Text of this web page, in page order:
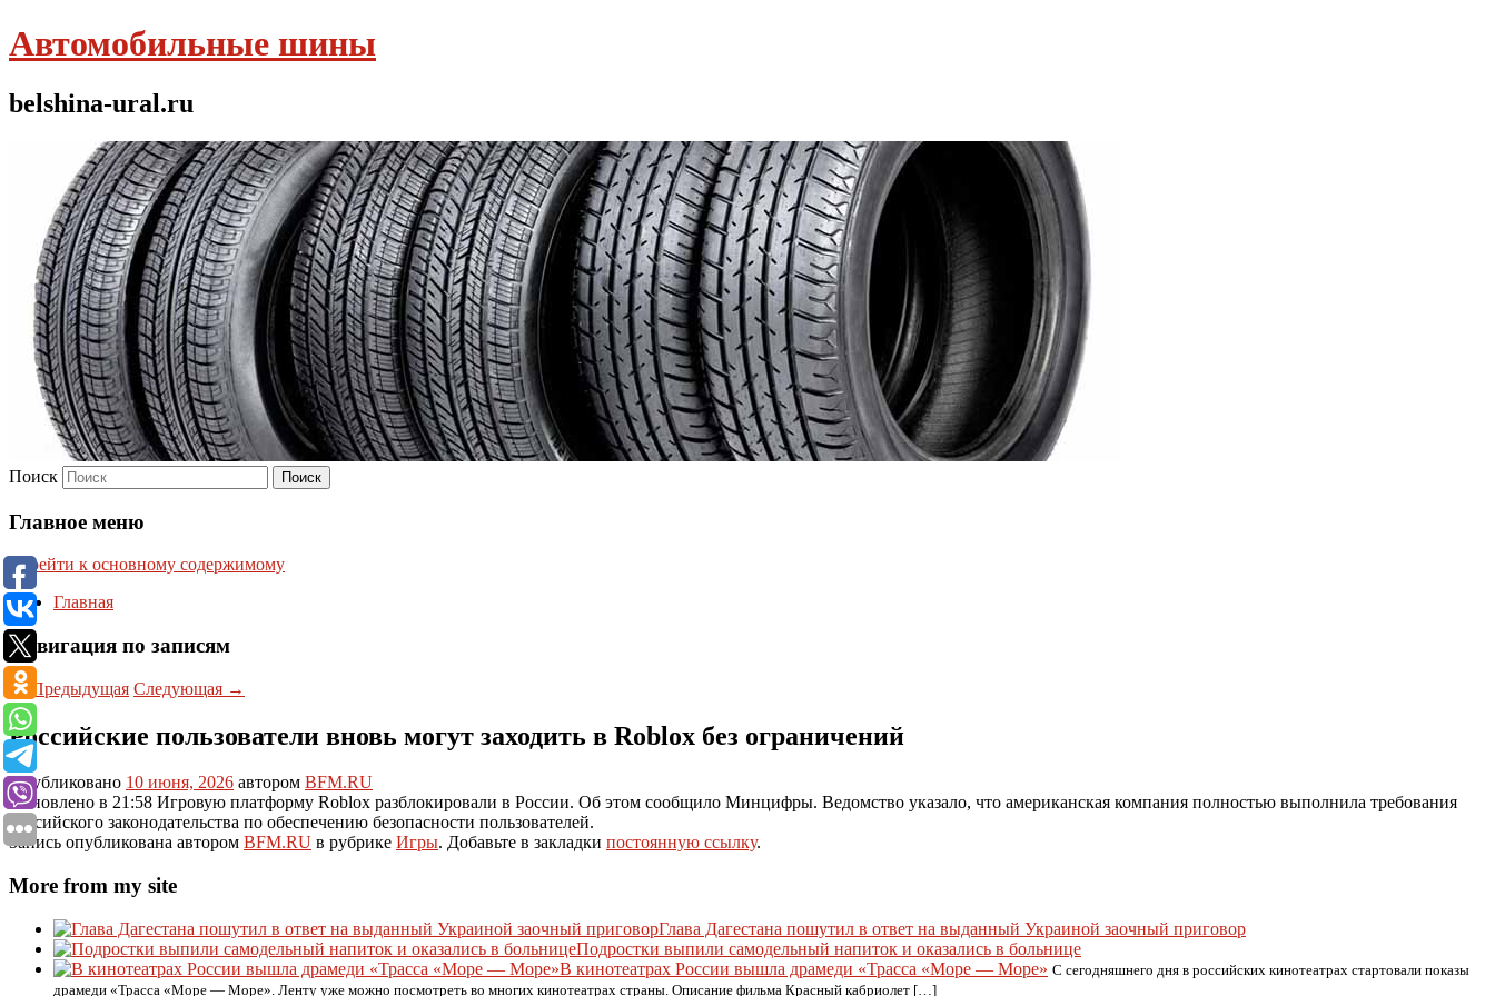
Автомобильные шины
belshina-ural.ru
Поиск
Главное меню
Перейти к основному содержимому
Главная
Навигация по записям
←Предыдущая Следующая →
Российские пользователи вновь могут заходить в Roblox без ограничений
Опубликовано 10 июня, 2026 автором BFM.RU
Обновлено в 21:58 Игровую платформу Roblox разблокировали в России. Об этом сообщило Минцифры. Ведомство указало, что американская компания полностью выполнила требования
российского законодательства по обеспечению безопасности пользователей.
Запись опубликована автором BFM.RU в рубрике Игры. Добавьте в закладки постоянную ссылку.
More from my site
Глава Дагестана пошутил в ответ на выданный Украиной заочный приговор
Подростки выпили самодельный напиток и оказались в больнице
В кинотеатрах России вышла драмеди «Трасса «Море — Море» С сегодняшнего дня в российских кинотеатрах стартовали показы
драмеди «Трасса «Море — Море». Ленту уже можно посмотреть во многих кинотеатрах страны. Описание фильма Красный кабриолет […]